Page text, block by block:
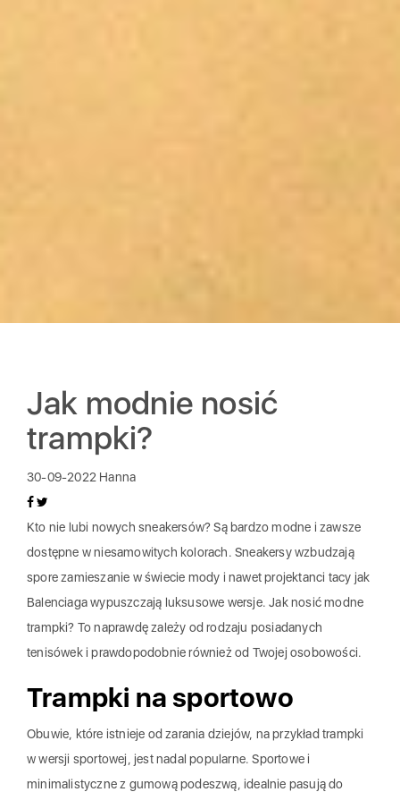
Jak modnie nosić
trampki?
30-09-2022 Hanna
Kto nie lubi nowych sneakersów? Są bardzo modne i zawsze
dostępne w niesamowitych kolorach. Sneakersy wzbudzają
spore zamieszanie w świecie mody i nawet projektanci tacy jak
Balenciaga wypuszczają luksusowe wersje. Jak nosić modne
trampki? To naprawdę zależy od rodzaju posiadanych
tenisówek i prawdopodobnie również od Twojej osobowości.
Trampki na sportowo
Obuwie, które istnieje od zarania dziejów, na przykład trampki
w wersji sportowej, jest nadal popularne. Sportowe i
minimalistyczne z gumową podeszwą, idealnie pasują do